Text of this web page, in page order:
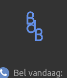
Bel vandaag: